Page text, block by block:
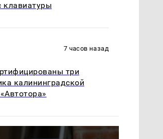
клавиатуры
7 часов назад
три
калининградской